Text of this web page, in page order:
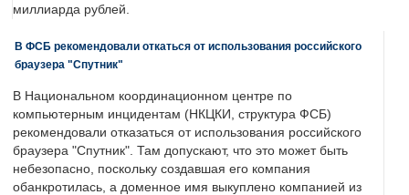
миллиарда рублей.
В ФСБ рекомендовали откаться от использования российского
браузера "Спутник"
В Национальном координационном центре по
компьютерным инцидентам (НКЦКИ, структура ФСБ)
рекомендовали отказаться от использования российского
браузера "Спутник". Там допускают, что это может быть
небезопасно, поскольку создавшая его компания
обанкротилась, а доменное имя выкуплено компанией из